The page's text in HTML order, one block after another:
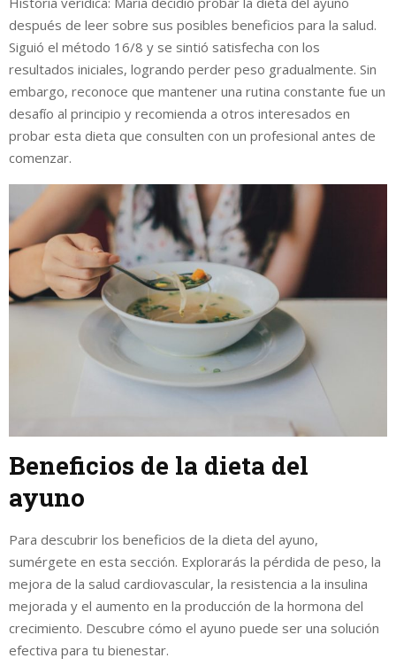
después de leer sobre sus posibles beneficios para la salud.
Siguió el método 16/8 y se sintió satisfecha con los
resultados iniciales, logrando perder peso gradualmente. Sin
embargo, reconoce que mantener una rutina constante fue un
desafío al principio y recomienda a otros interesados en
probar esta dieta que consulten con un profesional antes de
comenzar.
Beneficios de la dieta del
ayuno
Para descubrir los beneficios de la dieta del ayuno,
sumérgete en esta sección. Explorarás la pérdida de peso, la
mejora de la salud cardiovascular, la resistencia a la insulina
mejorada y el aumento en la producción de la hormona del
crecimiento. Descubre cómo el ayuno puede ser una solución
efectiva para tu bienestar.